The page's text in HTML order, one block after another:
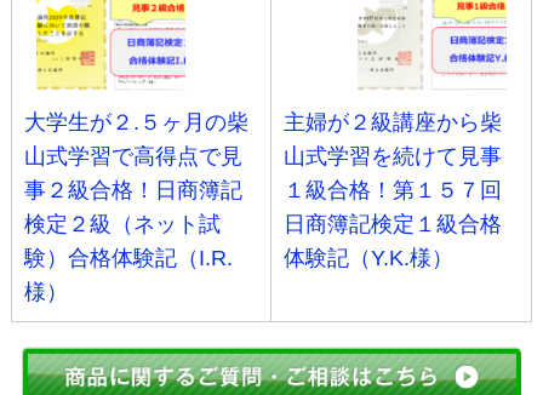
大学生が２.５ヶ月の柴
山式学習で高得点で見
事２級合格！日商簿記
検定２級（ネット試
験）合格体験記（I.R.
様）
主婦が２級講座から柴
山式学習を続けて見事
１級合格！第１５７回
日商簿記検定１級合格
体験記（Y.K.様）